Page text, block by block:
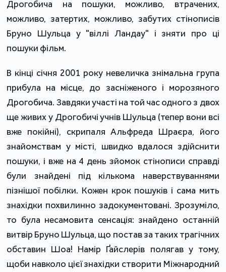
Дрогобича на пошуки, можливо, втрачених,
можливо, затертих, можливо, забутих стінописів
Бруно Шульца у "віллі Ландау" і зняти про ці
пошуки фільм.
В кінці січня 2001 року невеличка знімальна група
прибула на місце, до засніженого і морозяного
Дрогобича. Завдяки участі на той час одного з двох
ще живих у Дрогобичі учнів Шульца (тепер вони всі
вже покійні), скрипаля Альфреда Шраєра, його
знайомствам у місті, швидко вдалося здійснити
пошуки, і вже на 4 день зйомок стінописи справді
були знайдені під кількома наверствуваннями
пізнішої побілки. Кожен крок пошуків і сама мить
знахідки похвилинно задокументовані. Зрозуміло,
то була несамовита сенсація: знайдено останній
витвір Бруно Шульца, що постав за таких трагічних
обставин Шоа! Намір Ґайслерів полягав у тому,
щоби навколо цієї знахідки створити Міжнародний